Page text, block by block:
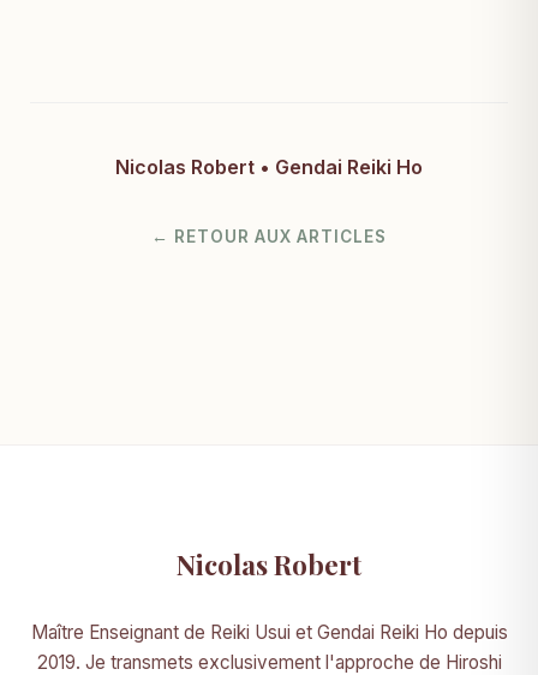
Nicolas Robert • Gendai Reiki Ho
← RETOUR AUX ARTICLES
Nicolas Robert
Maître Enseignant de Reiki Usui et Gendai Reiki Ho depuis
2019. Je transmets exclusivement l'approche de Hiroshi